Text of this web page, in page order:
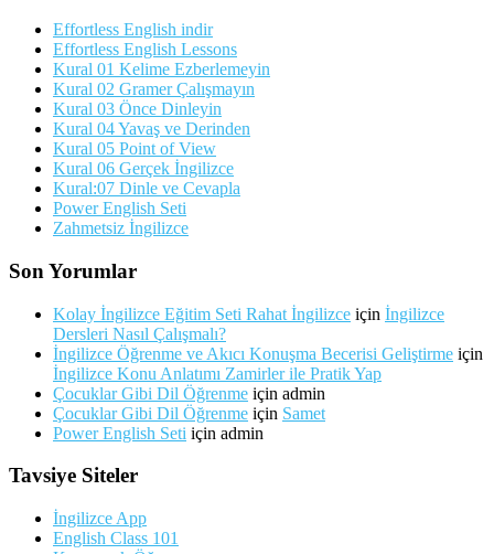
Effortless English indir
Effortless English Lessons
Kural 01 Kelime Ezberlemeyin
Kural 02 Gramer Çalışmayın
Kural 03 Önce Dinleyin
Kural 04 Yavaş ve Derinden
Kural 05 Point of View
Kural 06 Gerçek İngilizce
Kural:07 Dinle ve Cevapla
Power English Seti
Zahmetsiz İngilizce
Son Yorumlar
Kolay İngilizce Eğitim Seti Rahat İngilizce için İngilizce
Dersleri Nasıl Çalışmalı?
İngilizce Öğrenme ve Akıcı Konuşma Becerisi Geliştirme için
İngilizce Konu Anlatımı Zamirler ile Pratik Yap
Çocuklar Gibi Dil Öğrenme için admin
Çocuklar Gibi Dil Öğrenme için Samet
Power English Seti için admin
Tavsiye Siteler
İngilizce App
English Class 101